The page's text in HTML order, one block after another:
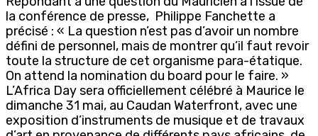
la conférence de presse, Philippe Fanchette a
précisé : « La question n’est pas d’avoir un nombre
défini de personnel, mais de montrer qu’il faut revoir
toute la structure de cet organisme para-étatique.
On attend la nomination du board pour le faire. »
L’Africa Day sera officiellement célébré à Maurice le
dimanche 31 mai, au Caudan Waterfront, avec une
exposition d’instruments de musique et de travaux